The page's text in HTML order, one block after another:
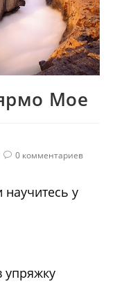
Мое
0 комментариев
у
упряжку